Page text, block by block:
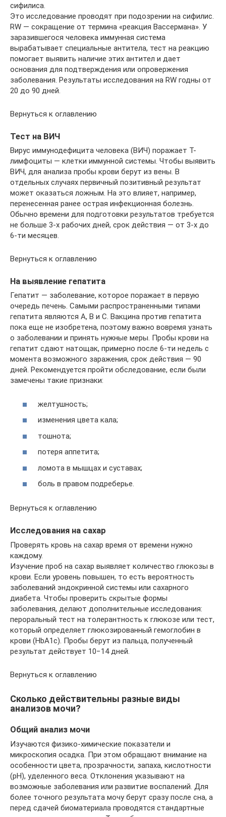
сифилиса.
Это исследование проводят при подозрении на сифилис.
RW — сокращение от термина «реакция Вассермана». У
заразившегося человека иммунная система
вырабатывает специальные антитела, тест на реакцию
помогает выявить наличие этих антител и дает
основания для подтверждения или опровержения
заболевания. Результаты исследования на RW годны от
20 до 90 дней.
Вернуться к оглавлению
Тест на ВИЧ
Вирус иммунодефицита человека (ВИЧ) поражает Т-
лимфоциты — клетки иммунной системы. Чтобы выявить
ВИЧ, для анализа пробы крови берут из вены. В
отдельных случаях первичный позитивный результат
может оказаться ложным. На это влияет, например,
перенесенная ранее острая инфекционная болезнь.
Обычно времени для подготовки результатов требуется
не больше 3-х рабочих дней, срок действия — от 3-х до
6-ти месяцев.
Вернуться к оглавлению
На выявление гепатита
Гепатит — заболевание, которое поражает в первую
очередь печень. Самыми распространенными типами
гепатита являются А, В и С. Вакцина против гепатита
пока еще не изобретена, поэтому важно вовремя узнать
о заболевании и принять нужные меры. Пробы крови на
гепатит сдают натощак, примерно после 6-ти недель с
момента возможного заражения, срок действия — 90
дней. Рекомендуется пройти обследование, если были
замечены такие признаки:
желтушность;
изменения цвета кала;
тошнота;
потеря аппетита;
ломота в мышцах и суставах;
боль в правом подреберье.
Вернуться к оглавлению
Исследования на сахар
Проверять кровь на сахар время от времени нужно
каждому.
Изучение проб на сахар выявляет количество глюкозы в
крови. Если уровень повышен, то есть вероятность
заболеваний эндокринной системы или сахарного
диабета. Чтобы проверить скрытые формы
заболевания, делают дополнительные исследования:
пероральный тест на толерантность к глюкозе или тест,
который определяет глюкозированный гемоглобин в
крови (HbA1c). Пробы берут из пальца, полученный
результат действует 10−14 дней.
Вернуться к оглавлению
Сколько действительны разные виды
анализов мочи?
Общий анализ мочи
Изучаются физико-химические показатели и
микроскопия осадка. При этом обращают внимание на
особенности цвета, прозрачности, запаха, кислотности
(pH), уделенного веса. Отклонения указывают на
возможные заболевания или развитие воспалений. Для
более точного результата мочу берут сразу после сна, а
перед сдачей биоматериала проводятся стандартные